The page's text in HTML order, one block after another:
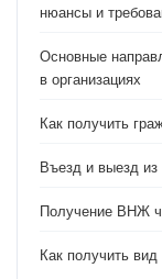
нюансы и
Основные
в организациях
Как получить
Въезд и выезд
Получение ВНЖ
Как получить